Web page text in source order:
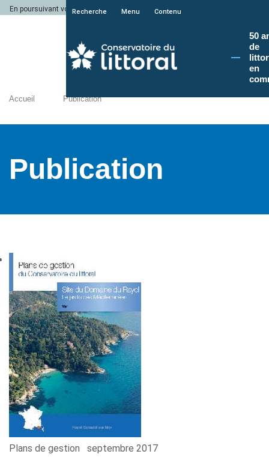
En poursuivant votre navigation sur le site du Conservatoire du littoral, vous
Recherche Menu Contenu
50
de
en
Accueil Publication
Publication
Plans de gestion septembre 2017